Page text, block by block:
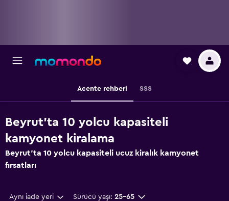
Acente rehberi SSS
Beyrut'ta 10 yolcu kapasiteli
kamyonet kiralama
Beyrut'ta 10 yolcu kapasiteli ucuz kiralık kamyonet
fırsatları
Aynı iade yeri Sürücü yaşı: 25-65